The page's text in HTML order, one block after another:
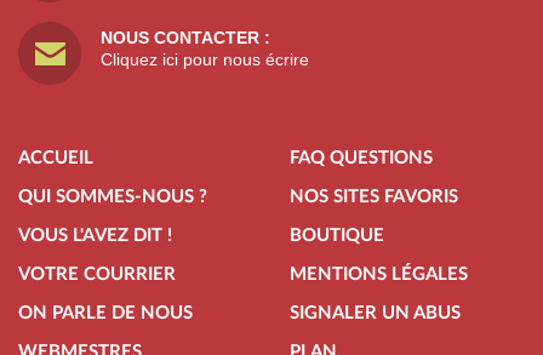
NOUS CONTACTER :
Cliquez ici pour nous écrire
ACCUEIL
QUI SOMMES-NOUS ?
VOUS L'AVEZ DIT !
VOTRE COURRIER
ON PARLE DE NOUS
FAQ QUESTIONS
NOS SITES FAVORIS
BOUTIQUE
MENTIONS LÉGALES
SIGNALER UN ABUS